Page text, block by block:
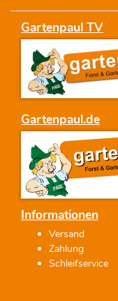
Gartenpaul TV
Gartenpaul.de
Informationen
Versand
Zahlung
Schleifservice